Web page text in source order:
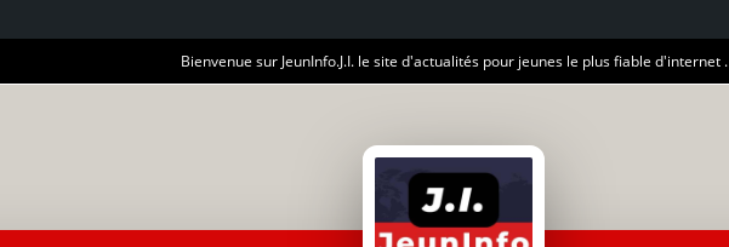
Bienvenue sur JeunInfo.J.I. le site d'actualités pour jeunes le plus fiable d'internet .